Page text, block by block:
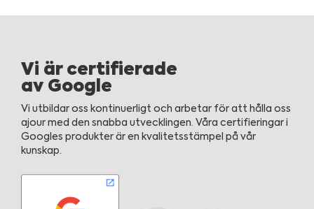
Vi är certifierade
av Google
Vi utbildar oss kontinuerligt och arbetar för att hålla oss
ajour med den snabba utvecklingen. Våra certifieringar i
Googles produkter är en kvalitetsstämpel på vår
kunskap.